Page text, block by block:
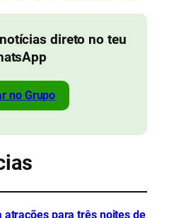
direto no teu
no Grupo
atrações para três noites de